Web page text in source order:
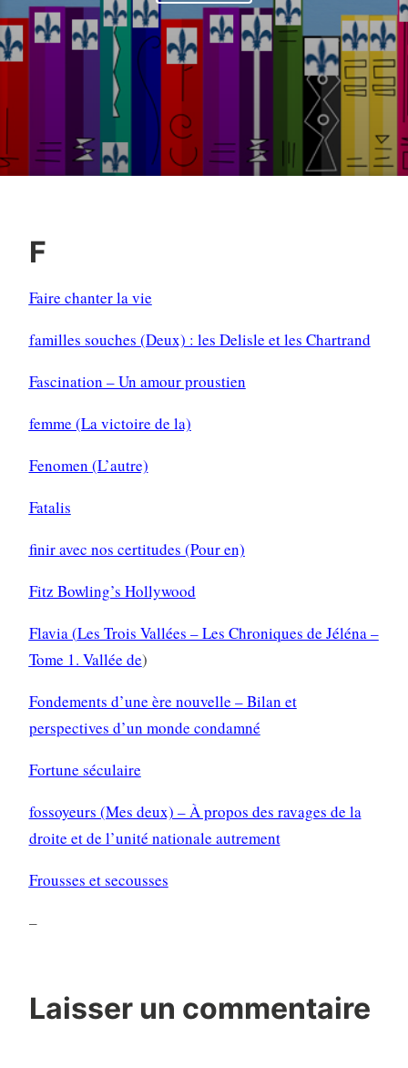
F
Faire chanter la vie
familles souches (Deux) : les Delisle et les Chartrand
Fascination – Un amour proustien
femme (La victoire de la)
Fenomen (L’autre)
Fatalis
finir avec nos certitudes (Pour en)
Fitz Bowling’s Hollywood
Flavia (Les Trois Vallées – Les Chroniques de Jéléna –
Tome 1. Vallée de)
Fondements d’une ère nouvelle – Bilan et
perspectives d’un monde condamné
Fortune séculaire
fossoyeurs (Mes deux) – À propos des ravages de la
droite et de l’unité nationale autrement
Frousses et secousses
–
Laisser un commentaire